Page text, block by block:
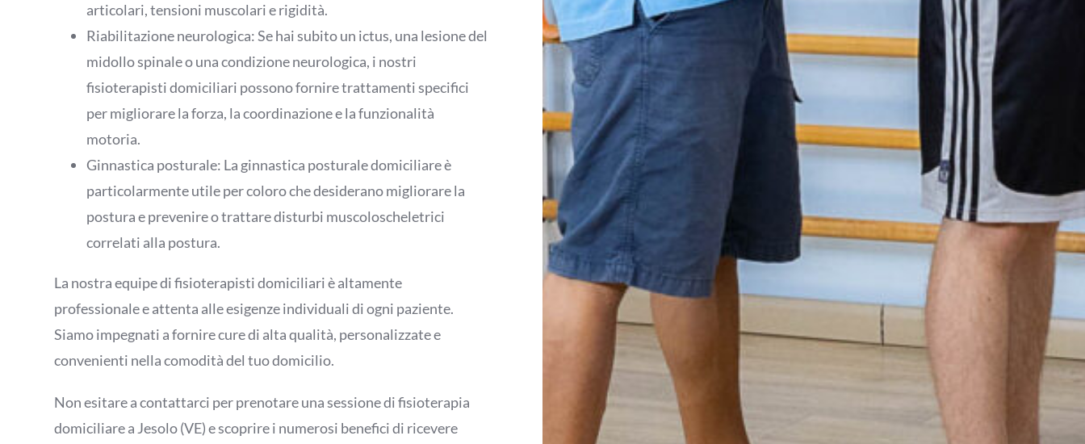
articolari, tensioni muscolari e rigidità.
Riabilitazione neurologica: Se hai subito un ictus, una lesione del
midollo spinale o una condizione neurologica, i nostri
fisioterapisti domiciliari possono fornire trattamenti specifici
per migliorare la forza, la coordinazione e la funzionalità
motoria.
Ginnastica posturale: La ginnastica posturale domiciliare è
particolarmente utile per coloro che desiderano migliorare la
postura e prevenire o trattare disturbi muscoloscheletrici
correlati alla postura.
La nostra equipe di fisioterapisti domiciliari è altamente
professionale e attenta alle esigenze individuali di ogni paziente.
Siamo impegnati a fornire cure di alta qualità, personalizzate e
convenienti nella comodità del tuo domicilio.
Non esitare a contattarci per prenotare una sessione di fisioterapia
domiciliare a Jesolo (VE) e scoprire i numerosi benefici di ricevere